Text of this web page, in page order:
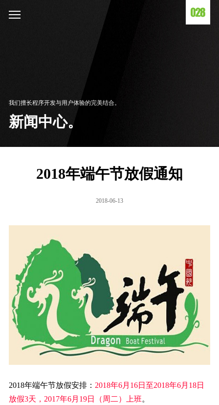
我们擅长程序开发与用户体验的完美结合。
新闻中心。
2018年端午节放假通知
2018-06-13
2018年端午节放假安排： 2018年6月16日至2018年6月18日
放假3天，2017年6月19日（周二）上班。